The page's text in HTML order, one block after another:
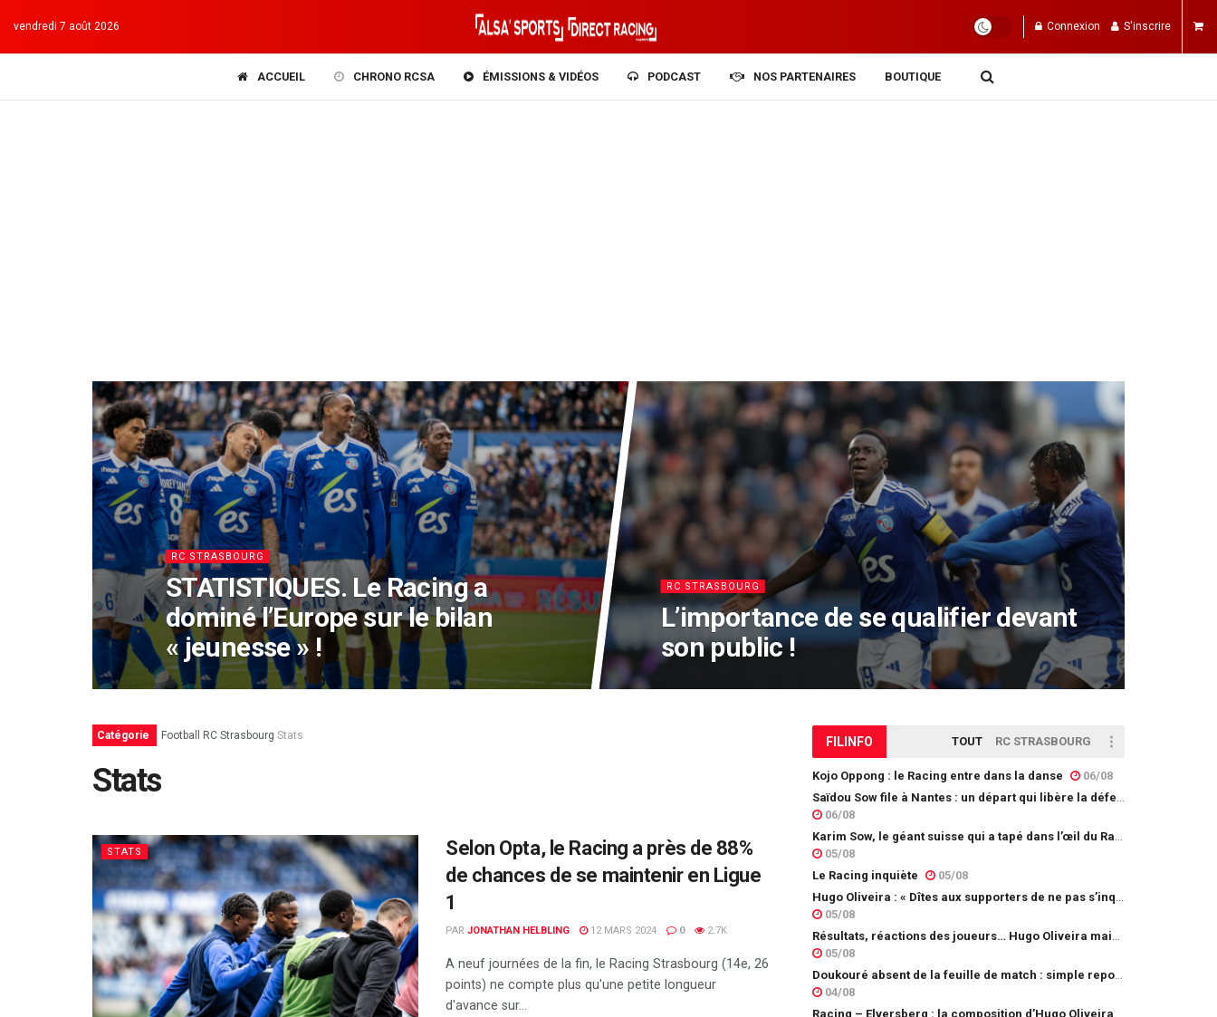
vendredi 7 août 2026 Connexion S'inscrire
ACCUEIL CHRONO RCSA ÉMISSIONS & VIDÉOS PODCAST NOS PARTENAIRES BOUTIQUE
RC STRASBOURG
STATISTIQUES. Le Racing a
dominé l’Europe sur le bilan
« jeunesse » !
RC STRASBOURG
L’importance de se qualifier devant
son public !
Catégorie Football RC Strasbourg Stats
Stats
STATS
Selon Opta, le Racing a près de 88%
de chances de se maintenir en Ligue
1
PAR JONATHAN HELBLING 12 MARS 2024 0 2.7K
A neuf journées de la fin, le Racing Strasbourg (14e, 26
points) ne compte plus qu'une petite longueur
d'avance sur...
FIL INFO TOUT RC STRASBOURG
Kojo Oppong : le Racing entre dans la danse 06/08
06/08
05/08
Le Racing inquiète
05/08
05/08
05/08
04/08
Racing – Elversberg : la composition d’Hugo Oliveira